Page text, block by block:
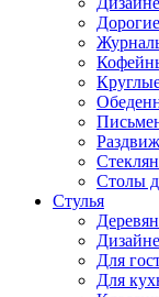
Столы
Стулья
Для
Для